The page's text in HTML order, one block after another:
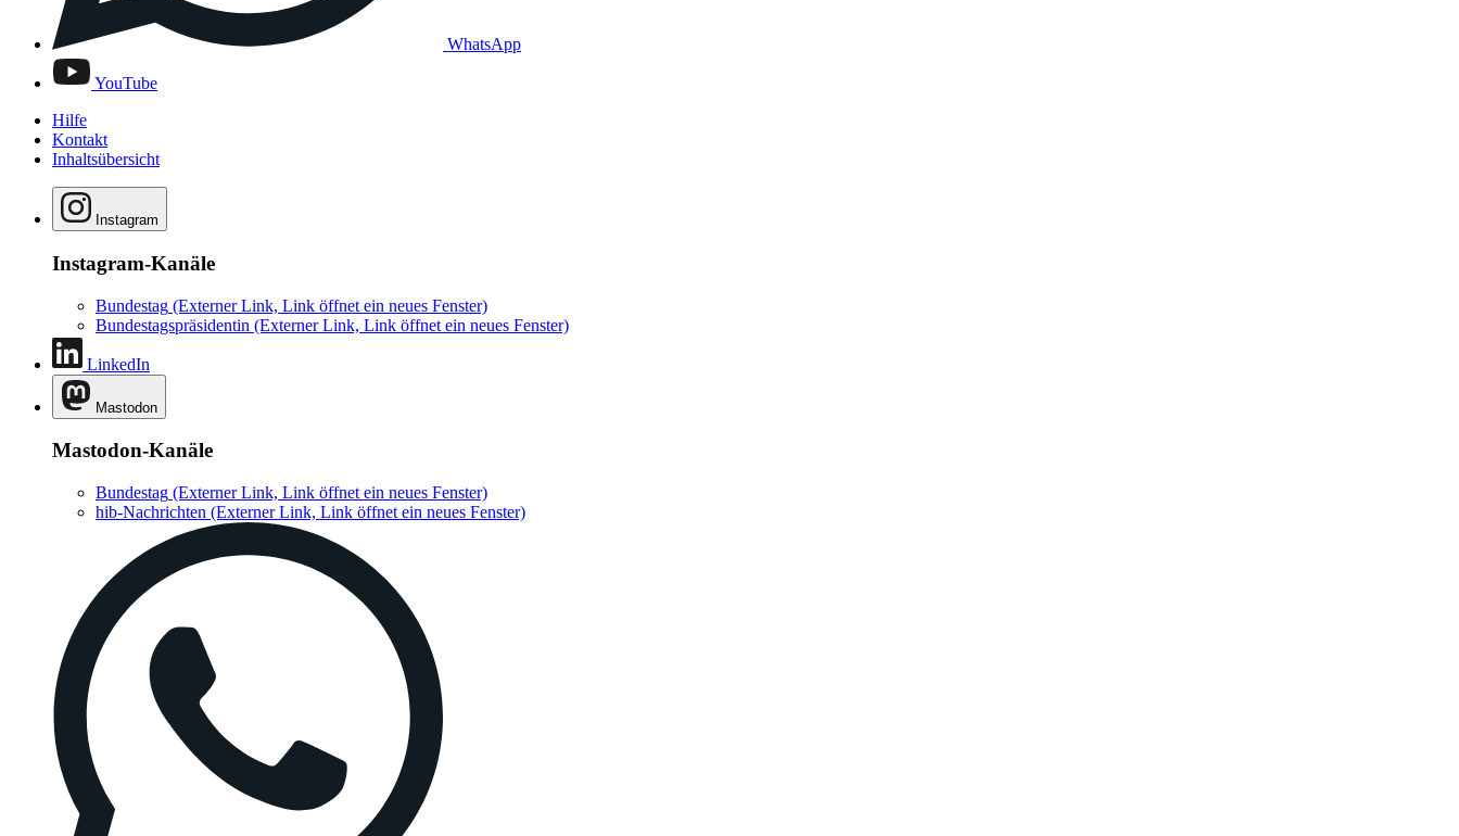
WhatsApp
YouTube
Hilfe
Kontakt
Inhaltsübersicht
Instagram
Instagram-Kanäle
Bundestag (Externer Link, Link öffnet ein neues Fenster)
Bundestagspräsidentin (Externer Link, Link öffnet ein neues Fenster)
LinkedIn
Mastodon
Mastodon-Kanäle
Bundestag (Externer Link, Link öffnet ein neues Fenster)
hib-Nachrichten (Externer Link, Link öffnet ein neues Fenster)